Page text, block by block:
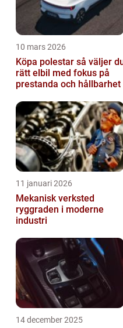
10 mars 2026
Köpa polestar så väljer du
rätt elbil med fokus på
prestanda och hållbarhet
11 januari 2026
Mekanisk verksted
ryggraden i moderne
industri
14 december 2025